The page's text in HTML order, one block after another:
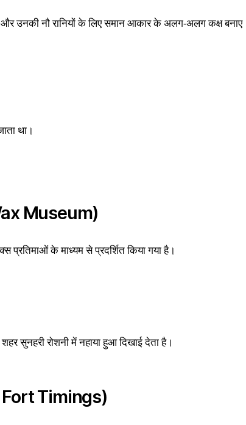
और उनकी नौ रानियों के लिए समान आकार के अलग-अलग कक्ष बनाए
था।
Museum)
प्रतिमाओं के माध्यम से प्रदर्शित किया गया है।
सुनहरी रोशनी में नहाया हुआ दिखाई देता है।
Fort Timings)